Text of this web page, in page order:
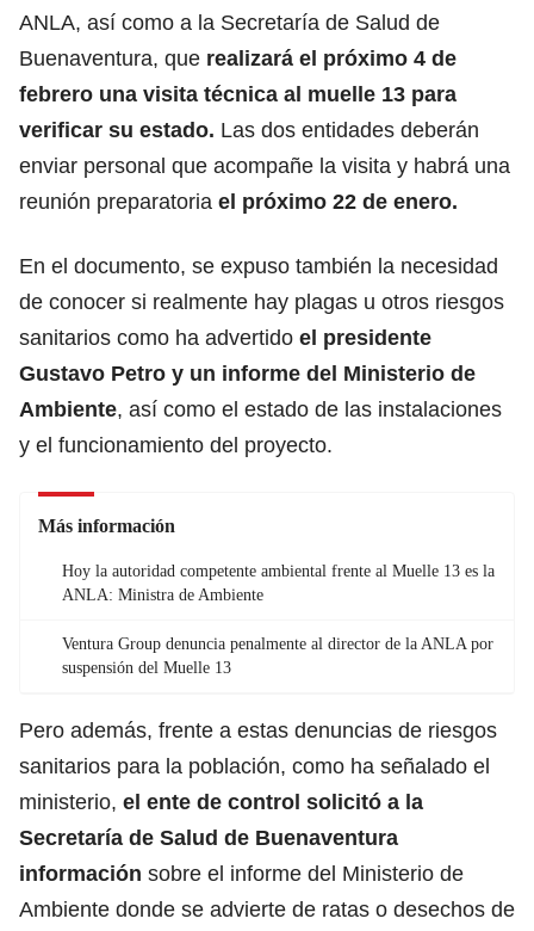
ANLA, así como a la Secretaría de Salud de
Buenaventura, que realizará el próximo 4 de
febrero una visita técnica al muelle 13 para
verificar su estado. Las dos entidades deberán
enviar personal que acompañe la visita y habrá una
reunión preparatoria el próximo 22 de enero.
En el documento, se expuso también la necesidad
de conocer si realmente hay plagas u otros riesgos
sanitarios como ha advertido el presidente
Gustavo Petro y un informe del Ministerio de
Ambiente, así como el estado de las instalaciones
y el funcionamiento del proyecto.
Más información
Hoy la autoridad competente ambiental frente al Muelle 13 es la
ANLA: Ministra de Ambiente
Ventura Group denuncia penalmente al director de la ANLA por
suspensión del Muelle 13
Pero además, frente a estas denuncias de riesgos
sanitarios para la población, como ha señalado el
ministerio, el ente de control solicitó a la
Secretaría de Salud de Buenaventura
información sobre el informe del Ministerio de
Ambiente donde se advierte de ratas o desechos de